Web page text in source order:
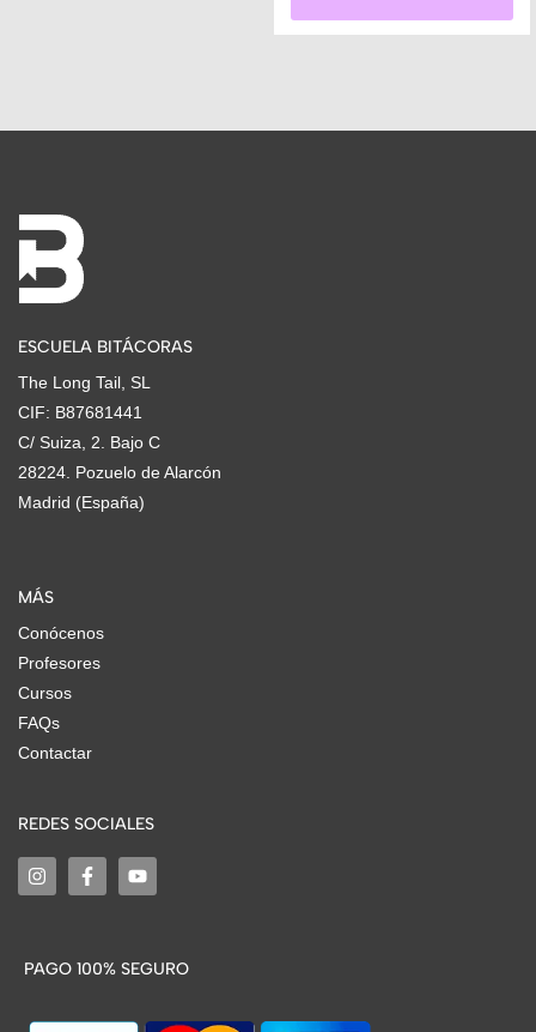
ESCUELA BITÁCORAS
The Long Tail, SL
CIF: B87681441
C/ Suiza, 2. Bajo C
28224. Pozuelo de Alarcón
Madrid (España)
MÁS
Conócenos
Profesores
Cursos
FAQs
Contactar
REDES SOCIALES
PAGO 100% SEGURO